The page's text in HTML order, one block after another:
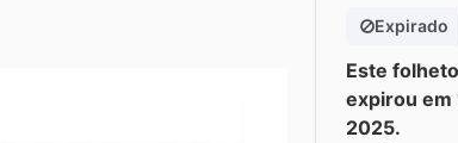
Expirado
Este
expirou em
2025.